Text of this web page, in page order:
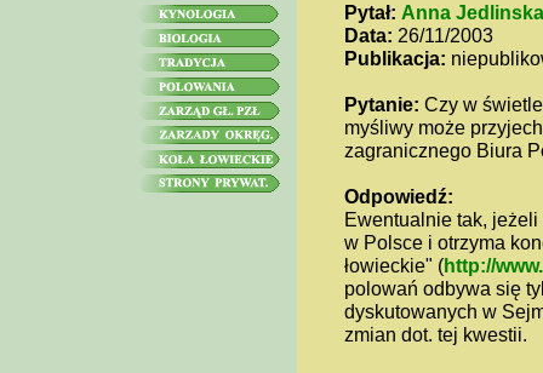
Pytał: Anna Jedlinska
Data: 26/11/2003
Publikacja:
Pytanie: Czy w
myśliwy może
zagranicznego Biura
Odpowiedź:
Ewentualnie tak,
w Polsce i otrzyma
łowieckie" (http://
polowań odbywa się
dyskutowanych w
zmian dot. tej kwestii.